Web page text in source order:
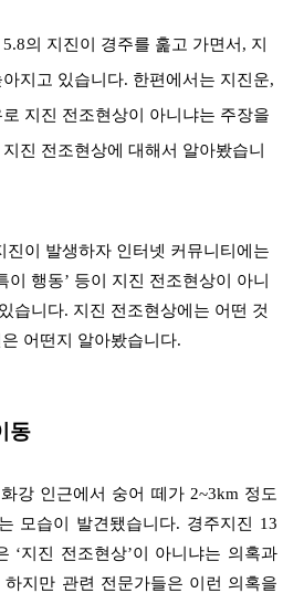
5.8의 지진이 경주를 훑고 가면서 , 지
지고 있습니다. 한편에서는 지진운,
지진 전조현상이 아니냐는 주장을
지진 전조현상에 대해서 알아봤습니
진이 발생하자 인터넷 커뮤니티에는
이 행동’ 등이 지진 전조현상이 아니
습니다. 지진 전조현상에는 어떤 것
어떤지 알아봤습니다.
동
강 인근에서 숭어 떼가 2~3km 정도
모습이 발견됐습니다. 경주지진 13
‘지진 전조현상’이 아니냐는 의혹과
하지만 관련 전문가들은 이런 의혹을